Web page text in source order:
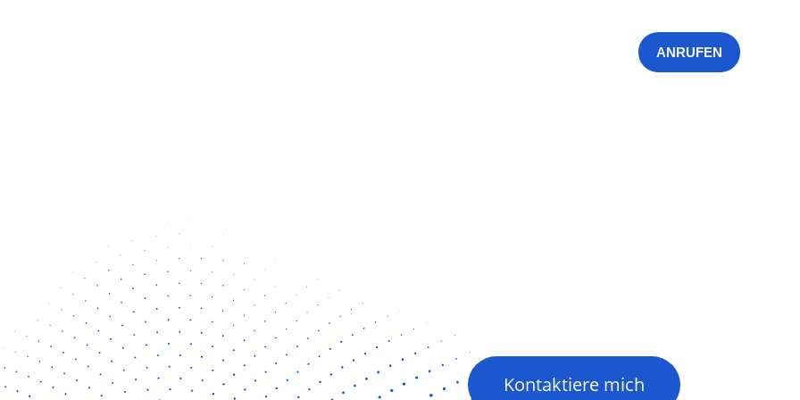
ANRUFEN
Kontaktiere mich